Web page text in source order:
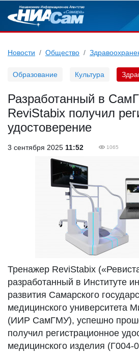
Новости Общество
Образование Культура
Разработанный в
ReviStabix получил
удостоверение
3 сентября 2025 11:52 1065
Тренажер ReviStabix
разработанный в Институте
развития Самарского
медицинского университета
(ИИР СамГМУ), успешно
получил регистрационное
медицинского изделия (Г004-